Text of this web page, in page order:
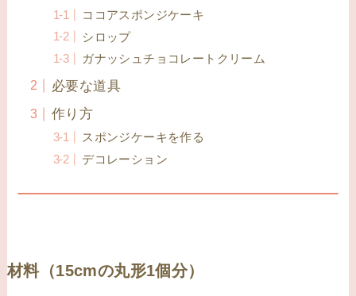
ココアスポンジケーキ
シロップ
ガナッシュチョコレートクリーム
必要な道具
作り方
スポンジケーキを作る
デコレーション
材料（15cmの丸形1個分）